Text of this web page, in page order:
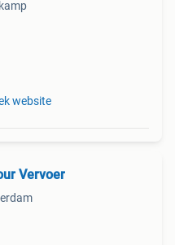
website
Vervoer